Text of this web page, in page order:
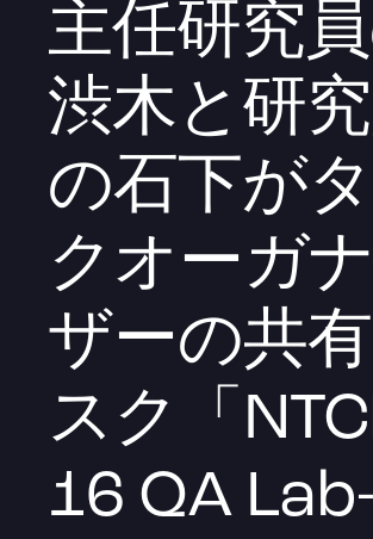
主任研究
渋木と研
の石下が
クオーガ
ザーの共
スク「
16 QA Lab-